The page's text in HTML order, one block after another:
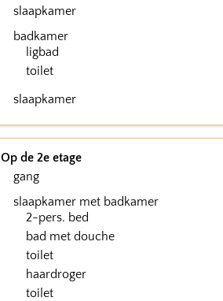
slaapkamer
badkamer
ligbad
toilet
slaapkamer
Op de 2e etage
gang
slaapkamer met badkamer
2-pers. bed
bad met douche
toilet
haardroger
toilet